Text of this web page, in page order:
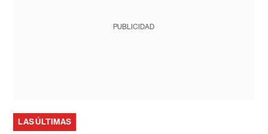
PUBLICIDAD
LAS ÚLTIMAS